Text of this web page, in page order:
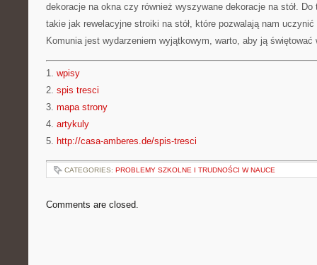
dekoracje na okna czy również wyszywane dekoracje na stół. Do
takie jak rewelacyjne stroiki na stół, które pozwalają nam
Komunia jest wydarzeniem wyjątkowym, warto, aby ją świętować
1. wpisy
2. spis tresci
3. mapa strony
4. artykuly
5. http://casa-amberes.de/spis-tresci
CATEGORIES: PROBLEMY SZKOLNE I TRUDNOŚCI W NAUCE
Comments are closed.